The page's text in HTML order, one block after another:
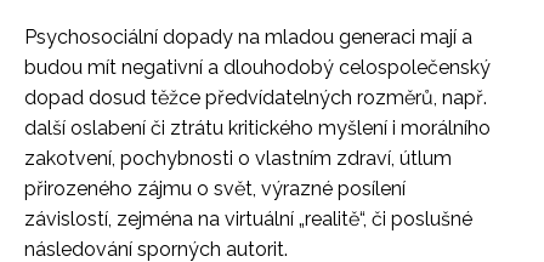
Psychosociální dopady na mladou generaci mají a
budou mít negativní a dlouhodobý celospolečenský
dopad dosud těžce předvídatelných rozměrů, např.
další oslabení či ztrátu kritického myšlení i morálního
zakotvení, pochybnosti o vlastním zdraví, útlum
přirozeného zájmu o svět, výrazné posílení
závislostí, zejména na virtuální „realitě“, či poslušné
následování sporných autorit.